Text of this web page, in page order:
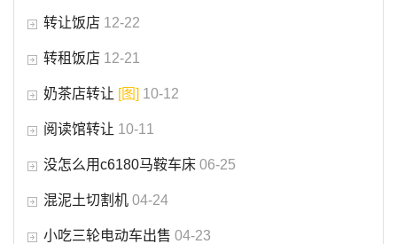
转让饭店 12-22
转租饭店 12-21
奶茶店转让 [图] 10-12
阅读馆转让 10-11
没怎么用c6180马鞍车床 06-25
混泥土切割机 04-24
小吃三轮电动车出售 04-23